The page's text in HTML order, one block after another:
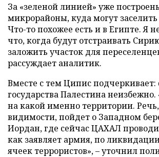
За «зеленой линией» уже
микрорайоны, куда могут
Что-то похожее есть и в Египте. Я
что, когда будут отстраивать
заложить участок для
рассуждает аналитик.
Вместе с тем Ципис подчеркивает:
государства Палестина неизбежно.
на какой именно территории.
видимости, пойдет о Западном
Иордан, где сейчас ЦАХАЛ
как заявляет армия, по
ячеек террористов», – уточнил